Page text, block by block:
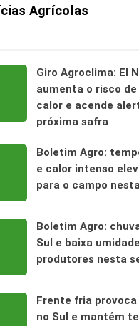
Agrícolas
Giro Agroclima: El
aumenta o risco de
calor e acende
próxima safra
Boletim Agro:
e calor intenso
para o campo
Boletim Agro:
Sul e baixa
produtores nesta
Frente fria
no Sul e mantém